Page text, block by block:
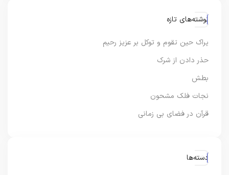
نوشته‌های تازه
یراک حین تقوم و توکل بر عزیز رحیم
حذر دادن از شرک
بطش
نجات فلک مشحون
قرآن در فضای بی زمانی
دسته‌ها